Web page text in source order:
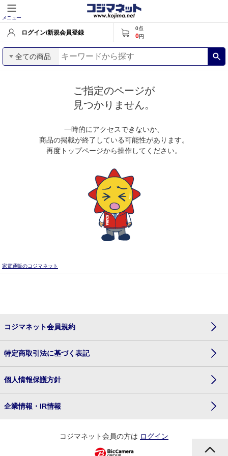
メニュー
ログイン/新規会員登録
0点
0円
全ての商品
ご指定のページが
見つかりません。
一時的にアクセスできないか、
商品の掲載が終了している可能性があります。
再度トップページから操作してください。
家電通販のコジマネット
コジマネット会員規約
特定商取引法に基づく表記
個人情報保護方針
企業情報・IR情報
コジマネット会員の方は ログイン